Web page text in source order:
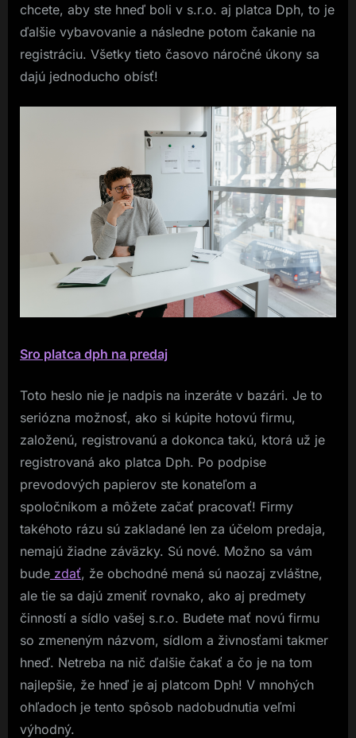
chcete, aby ste hneď boli v s.r.o. aj platca Dph, to je
ďalšie vybavovanie a následne potom čakanie na
registráciu. Všetky tieto časovo náročné úkony sa
dajú jednoducho obísť!
Sro platca dph na predaj
Toto heslo nie je nadpis na inzeráte v bazári. Je to
seriózna možnosť, ako si kúpite hotovú firmu,
založenú, registrovanú a dokonca takú, ktorá už je
registrovaná ako platca Dph. Po podpise
prevodových papierov ste konateľom a
spoločníkom a môžete začať pracovať! Firmy
takéhoto rázu sú zakladané len za účelom predaja,
nemajú žiadne záväzky. Sú nové. Možno sa vám
bude zdať, že obchodné mená sú naozaj zvláštne,
ale tie sa dajú zmeniť rovnako, ako aj predmety
činností a sídlo vašej s.r.o. Budete mať novú firmu
so zmeneným názvom, sídlom a živnosťami takmer
hneď. Netreba na nič ďalšie čakať a čo je na tom
najlepšie, že hneď je aj platcom Dph! V mnohých
ohľadoch je tento spôsob nadobudnutia veľmi
výhodný.